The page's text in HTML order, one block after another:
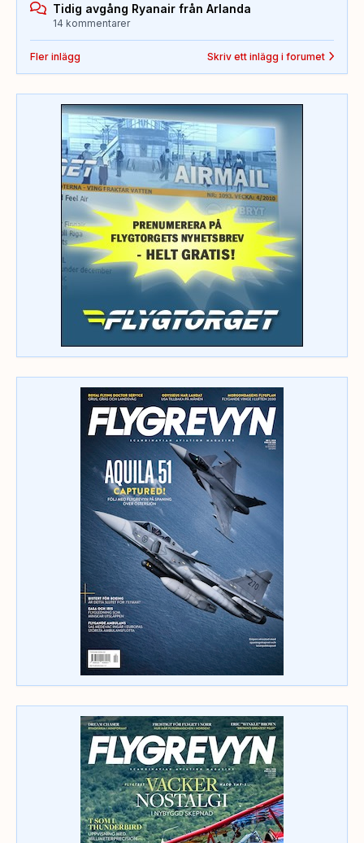
Tidig avgång Ryanair från Arlanda
14 kommentarer
Fler inlägg Skriv ett inlägg i forumet